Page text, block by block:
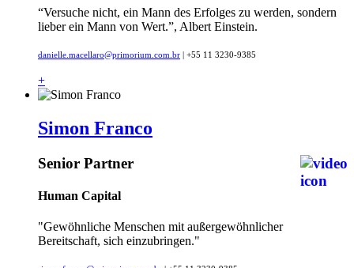
“Versuche nicht, ein Mann des Erfolges zu werden, sondern
lieber ein Mann von Wert.”, Albert Einstein.
danielle.macellaro@primorium.com.br | +55 11 3230-9385
+
Simon Franco
Senior Partner
Human Capital
"Gewöhnliche Menschen mit außergewöhnlicher
Bereitschaft, sich einzubringen."